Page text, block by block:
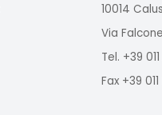
10014
Via
Tel. +39
Fax +39 011